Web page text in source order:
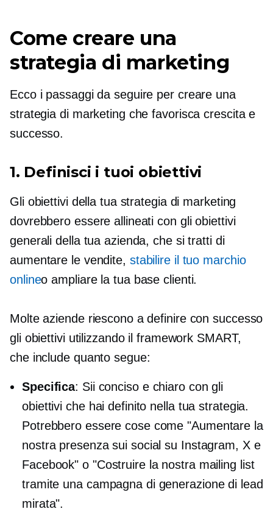
Come creare una
strategia di marketing
Ecco i passaggi da seguire per creare una
strategia di marketing che favorisca crescita e
successo.
1. Definisci i tuoi obiettivi
Gli obiettivi della tua strategia di marketing
dovrebbero essere allineati con gli obiettivi
generali della tua azienda, che si tratti di
aumentare le vendite, stabilire il tuo marchio
onlineo ampliare la tua base clienti.
Molte aziende riescono a definire con successo
gli obiettivi utilizzando il framework SMART,
che include quanto segue:
Specifica: Sii conciso e chiaro con gli
obiettivi che hai definito nella tua strategia.
Potrebbero essere cose come "Aumentare la
nostra presenza sui social su Instagram, X e
Facebook" o "Costruire la nostra mailing list
tramite una campagna di generazione di lead
mirata".